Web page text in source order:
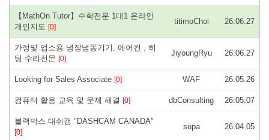
【MathOn Tutor】수학전문 1대1 온라인
개인지도 [0]
titimoChoi 26.06.27
가정및 업소용 냉장냉동기기, 에어컨 , 히
팅 수리전문 [0]
JiyoungRyu 26.06.27
Looking for Sales Associate [0] WAF 26.05.26
컴퓨터 활용 교육 및 문제 해결 [0] dbConsulting 26.05.07
블랙박스 대쉬캠 "DASHCAM CANADA"
[0]
supa 26.04.05